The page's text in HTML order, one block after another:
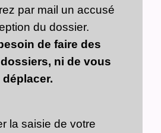
par mail un accusé
du dossier.
de faire des
ni de vous
déplacer.
la saisie de votre